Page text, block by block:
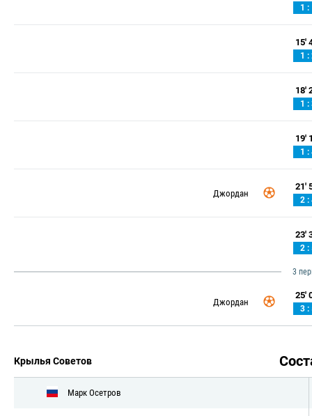
1 :
15'
1 :
18'
1 :
19'
1 :
Джордан
21'
2 :
23'
2 :
3
Джордан
25'
3 :
Крылья Советов
Марк Осетров